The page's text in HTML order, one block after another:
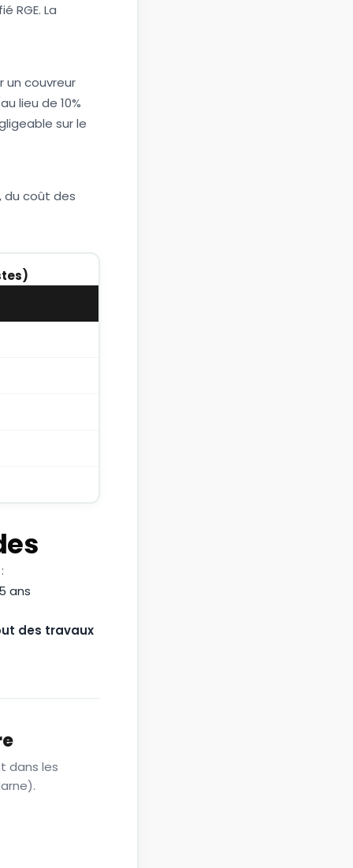
RGE. La
un couvreur
lieu de 10%
sur le
du coût des
ans
des travaux
dans les